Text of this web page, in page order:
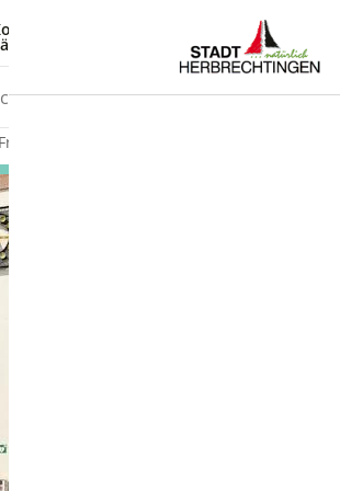
Leichte Sprache